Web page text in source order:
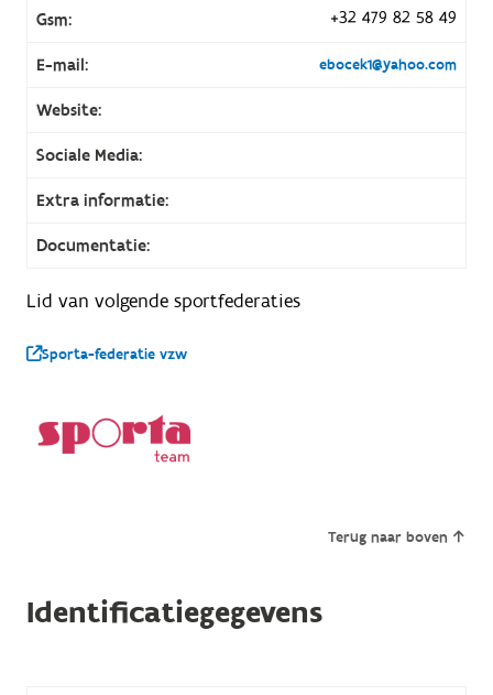
Gsm: +32 479 82 58 49
E-mail: ebocek1@yahoo.com
Website:
Sociale Media:
Extra informatie:
Documentatie:
Lid van volgende sportfederaties
Sporta-federatie vzw
Terug naar boven
Identificatiegegevens